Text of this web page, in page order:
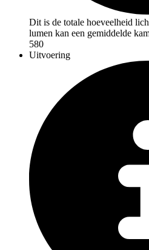
Dit is de totale hoeveelheid
lumen kan een gemiddelde
580
Uitvoering